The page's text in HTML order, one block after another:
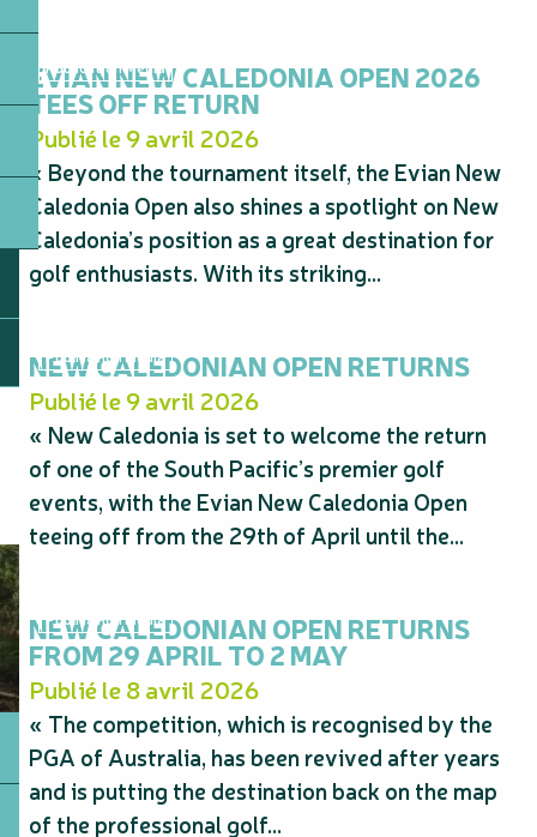
Publication Média
EVIAN NEW CALEDONIA OPEN 2026
TEES OFF RETURN
Publié le 9 avril 2026
« Beyond the tournament itself, the Evian New
Caledonia Open also shines a spotlight on New
Caledonia’s position as a great destination for
golf enthusiasts. With its striking...
Publication Média
NEW CALEDONIAN OPEN RETURNS
Publié le 9 avril 2026
« New Caledonia is set to welcome the return
of one of the South Pacific’s premier golf
events, with the Evian New Caledonia Open
teeing off from the 29th of April until the...
Publication Média
NEW CALEDONIAN OPEN RETURNS
FROM 29 APRIL TO 2 MAY
Publié le 8 avril 2026
« The competition, which is recognised by the
PGA of Australia, has been revived after years
and is putting the destination back on the map
of the professional golf...